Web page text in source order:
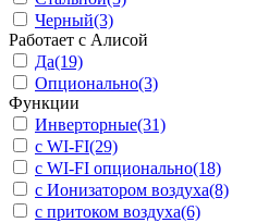
Черный(3)
Работает с Алисой
Да(19)
Опционально(3)
Функции
Инверторные(31)
с WI-FI(29)
с WI-FI опционально(18)
с Ионизатором воздуха(8)
с притоком воздуха(6)